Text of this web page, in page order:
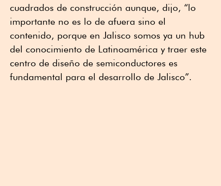
cuadrados de construcción aunque, dijo, “lo
importante no es lo de afuera sino el
contenido, porque en Jalisco somos ya un hub
del conocimiento de Latinoamérica y traer este
centro de diseño de semiconductores es
fundamental para el desarrollo de Jalisco”.